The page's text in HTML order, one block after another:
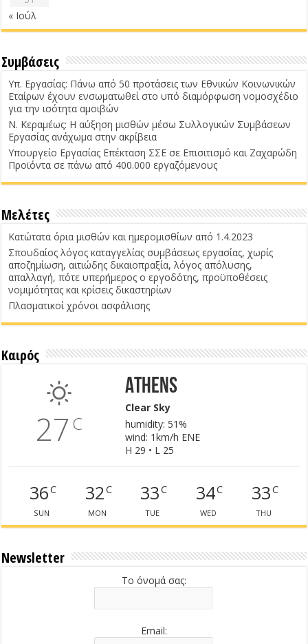
« Ιούλ
Συμβάσεις
Υπ. Εργασίας: Πάνω από 50 προτάσεις των Εθνικών Κοινωνικών
Εταίρων έχουν ενσωματωθεί στο υπό διαμόρφωση νομοσχέδιο
για την ισότητα αμοιβών
Ν. Κεραμέως: Η αύξηση μισθών μέσω Συλλογικών Συμβάσεων
Εργασίας ανάχωμα στην ακρίβεια
Υπουργείο Εργασίας Επέκταση ΣΣΕ σε Επισιτισμό και Ζαχαρώδη
Προϊόντα σε πάνω από 400.000 εργαζόμενους
Μελέτες
Κατώτατα όρια μισθών και ημερομισθίων από 1.4.2023
Σπουδαίος λόγος καταγγελίας συμβάσεως εργασίας, χωρίς
αποζημίωση, αιτιώδης δικαιοπραξία, λόγος απόλυσης,
απαλλαγή, πότε υπερήμερος ο εργοδότης, προϋποθέσεις
νομιμότητας και κρίσεις δικαστηρίων
Πλασματικοί χρόνοι ασφάλισης
Καιρός
27 C
Athens
Clear Sky
humidity: 51%
wind: 1km/h ENE
H 29 • L 25
36C
SUN
32C
MON
33C
TUE
34C
WED
33C
THU
Newsletter
Το όνομά σας:
Email: